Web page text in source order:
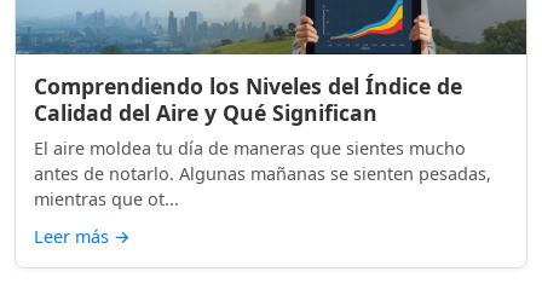
Comprendiendo los Niveles del Índice de
Calidad del Aire y Qué Significan
El aire moldea tu día de maneras que sientes mucho
antes de notarlo. Algunas mañanas se sienten pesadas,
mientras que ot...
Leer más →